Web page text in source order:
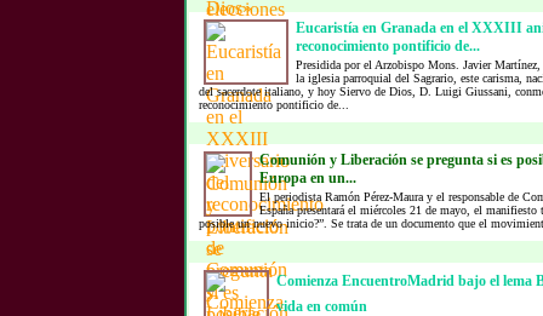
Eucaristía en Granada en el XXXIII
reconocimiento pontificio de...
Presidida por el Arzobispo Mons. Javier Martínez,
la iglesia parroquial del Sagrario, este carisma,
del sacerdote italiano, y hoy Siervo de Dios, D. Luigi Giussani,
reconocimiento pontificio de...
Comunión y Liberación se pregunta si es
Europa en un...
El periodista Ramón Pérez-Maura y el responsable de
España presentará el miércoles 21 de mayo, el
posible un nuevo inicio?”. Se trata de un documento que el
Comienza EncuentroMadrid bajo el lema
vida en común